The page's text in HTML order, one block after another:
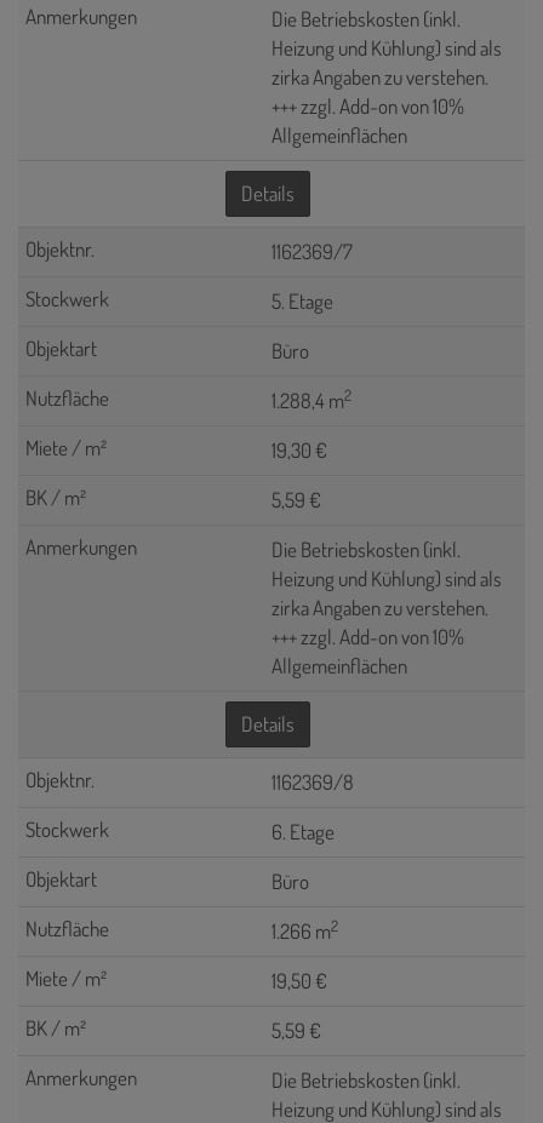
Die Betriebskosten (inkl.
Heizung und Kühlung) sind als
zirka Angaben zu verstehen.
+++ zzgl. Add-on von 10%
Allgemeinflächen
Details
1162369/7
5. Etage
Büro
1.288,4 m2
19,30 €
5,59 €
Die Betriebskosten (inkl.
Heizung und Kühlung) sind als
zirka Angaben zu verstehen.
+++ zzgl. Add-on von 10%
Allgemeinflächen
Details
1162369/8
6. Etage
Büro
1.266 m2
19,50 €
5,59 €
Die Betriebskosten (inkl.
Heizung und Kühlung) sind als